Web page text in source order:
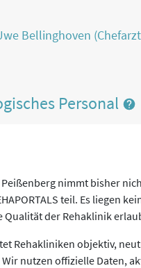
Bellinghoven
Personal
nimmt bisher
teil. Es liegen
Qualität der Rehaklinik
Rehakliniken objektiv,
nutzen offizielle Daten,